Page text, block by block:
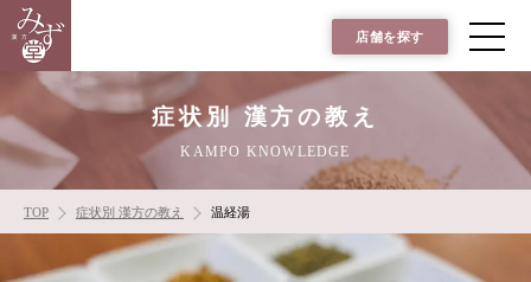
店舗を探す
症状別 漢方の教え
KAMPO KNOWLEDGE
TOP 症状別 漢方の教え 温経湯